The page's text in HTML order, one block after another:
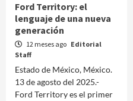
Ford Territory: el
lenguaje de una nueva
generación
12 meses ago Editorial
Staff
Estado de México, México.
13 de agosto del 2025.-
Ford Territory es el primer